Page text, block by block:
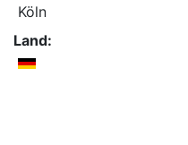
Köln
Land: